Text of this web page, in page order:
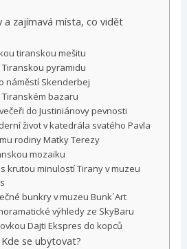
a zajímavá místa, co vidět
tiranskou mešitu
Tiranskou pyramidu
náměstí Skenderbej
bazaru
do Justiniánovy pevnosti
život v katedrála svatého Pavla
rodiny Matky Terezy
mozaiku
krutou minulostí Tirany v muzeu
bunkry v muzeu Bunk´Art
výhledy ze SkyBaru
Dajti Ekspres do kopců
se ubytovat?